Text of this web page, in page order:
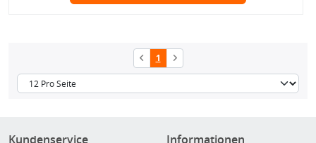
1
Kundenservice Informationen